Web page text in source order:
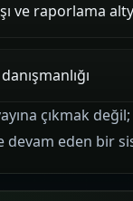
ve raporlama
çıkmak
devam eden bir